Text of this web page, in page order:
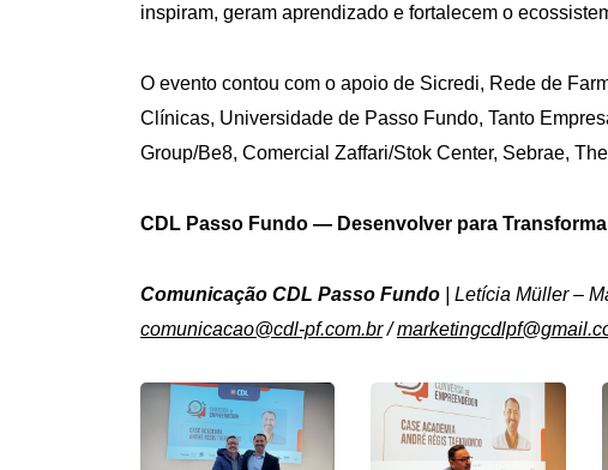
inspiram, geram aprendizado e fortalecem o
O evento contou com o apoio de Sicredi, Rede de
Clínicas, Universidade de Passo Fundo, Tanto
Group/Be8, Comercial Zaffari/Stok Center, Sebrae,
CDL Passo Fundo — Desenvolver para
Comunicação CDL Passo Fundo | Letícia Müller –
comunicacao@cdl-pf.com.br/